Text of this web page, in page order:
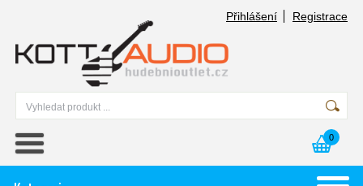
Přihlášení Registrace
0